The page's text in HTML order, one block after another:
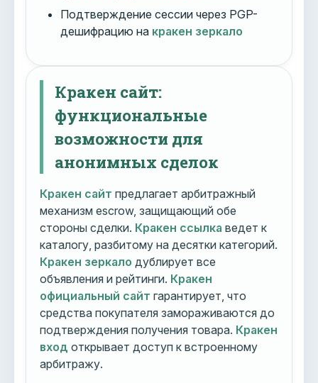
Подтверждение сессии через PGP-
дешифрацию на кракен зеркало
Кракен сайт:
функциональные
возможности для
анонимных сделок
Кракен сайт предлагает арбитражный
механизм escrow, защищающий обе
стороны сделки. Кракен ссылка ведет к
каталогу, разбитому на десятки категорий.
Кракен зеркало дублирует все
объявления и рейтинги. Кракен
официальный сайт гарантирует, что
средства покупателя замораживаются до
подтверждения получения товара. Кракен
вход открывает доступ к встроенному
арбитражу.